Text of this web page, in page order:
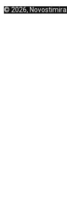
© 2026,